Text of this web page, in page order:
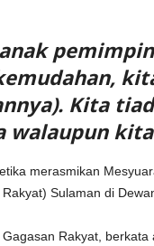
Kita
walaupun
merasmikan
Sulaman di
Rakyat,